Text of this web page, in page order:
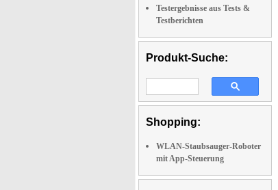
Testergebnisse aus Tests &
Testberichten
Produkt-Suche:
Shopping:
WLAN-Staubsauger-Roboter
mit App-Steuerung